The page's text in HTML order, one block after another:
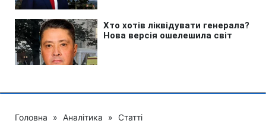
Головна » Аналітика » Статті